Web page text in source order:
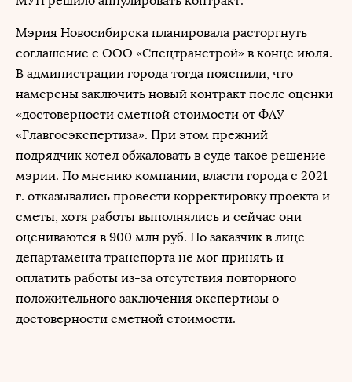
Мэрия Новосибирска планировала расторгнуть
соглашение с ООО «Спецтранстрой» в конце июля.
В администрации города тогда пояснили, что
намерены заключить новый контракт после оценки
«достоверности сметной стоимости от ФАУ
«Главгосэкспертиза». При этом прежний
подрядчик хотел обжаловать в суде такое решение
мэрии. По мнению компании, власти города с 2021
г. отказывались провести корректировку проекта и
сметы, хотя работы выполнялись и сейчас они
оцениваются в 900 млн руб. Но заказчик в лице
департамента транспорта не мог принять и
оплатить работы из-за отсутствия повторного
положительного заключения экспертизы о
достоверности сметной стоимости.